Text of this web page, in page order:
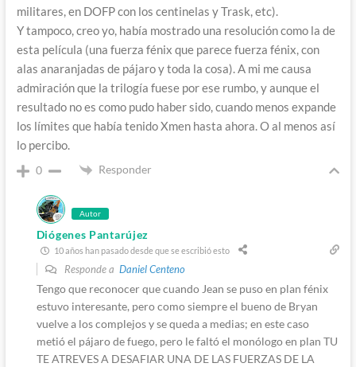
militares, en DOFP con los centinelas y Trask, etc).
Y tampoco, creo yo, había mostrado una resolución como la de
esta película (una fuerza fénix que parece fuerza fénix, con
alas anaranjadas de pájaro y toda la cosa). A mi me causa
admiración que la trilogía fuese por ese rumbo, y aunque el
resultado no es como pudo haber sido, cuando menos expande
los límites que había tenido Xmen hasta ahora. O al menos así
lo percibo.
0 Responder
Autor
Diógenes Pantarújez
10 años han pasado desde que se escribió esto
Responde a Daniel Centeno
Tengo que reconocer que cuando Jean se puso en plan fénix
estuvo interesante, pero como siempre el bueno de Bryan
vuelve a los complejos y se queda a medias; en este caso
metió el pájaro de fuego, pero le faltó el monólogo en plan TU
TE ATREVES A DESAFIAR UNA DE LAS FUERZAS DE LA